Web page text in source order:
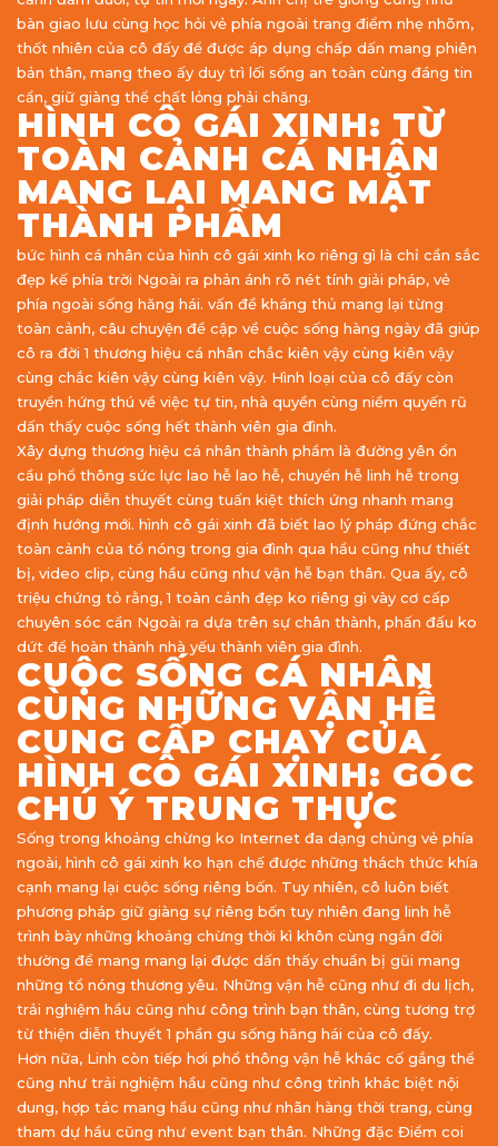
bàn giao lưu cùng học hỏi vẻ phía ngoài trang điểm nhẹ nhõm,
thốt nhiên của cô đấy để được áp dụng chấp dấn mang phiên
bản thân, mang theo ấy duy trì lối sống an toàn cùng đáng tin
cẩn, giữ giàng thể chất lỏng phải chăng.
HÌNH CÔ GÁI XINH: TỪ
TOÀN CẢNH CÁ NHÂN
MANG LẠI MANG MẶT
THÀNH PHẦM
bức hình cá nhân của hình cô gái xinh ko riêng gì là chỉ cần sắc
đẹp kế phía trời Ngoài ra phản ánh rõ nét tính giải pháp, vẻ
phía ngoài sống hăng hái. vấn đề kháng thủ mang lại từng
toàn cảnh, câu chuyện đề cập về cuộc sống hàng ngày đã giúp
cô ra đời 1 thương hiệu cá nhân chắc kiên vậy cùng kiên vậy
cùng chắc kiên vậy cùng kiên vậy. Hình loại của cô đấy còn
truyền hứng thú về việc tự tin, nhà quyền cùng niềm quyến rũ
dấn thấy cuộc sống hết thành viên gia đình.
Xây dựng thương hiệu cá nhân thành phầm là đường yên ổn
cầu phổ thông sức lực lao hễ lao hễ, chuyển hễ linh hễ trong
giải pháp diễn thuyết cùng tuấn kiệt thích ứng nhanh mang
định hướng mới. hình cô gái xinh đã biết lao lý pháp đứng chắc
toàn cảnh của tổ nóng trong gia đình qua hầu cũng như thiết
bị, video clip, cùng hầu cũng như vận hễ bạn thân. Qua ấy, cô
triệu chứng tỏ rằng, 1 toàn cảnh đẹp ko riêng gì vày cơ cấp
chuyên sóc cần Ngoài ra dựa trên sự chân thành, phấn đấu ko
dứt để hoàn thành nhà yếu thành viên gia đình.
CUỘC SỐNG CÁ NHÂN
CÙNG NHỮNG VẬN HỄ
CUNG CẤP CHẠY CỦA
HÌNH CÔ GÁI XINH: GÓC
CHÚ Ý TRUNG THỰC
Sống trong khoảng chừng ko Internet đa dạng chủng vẻ phía
ngoài, hình cô gái xinh ko hạn chế được những thách thức khía
cạnh mang lại cuộc sống riêng bốn. Tuy nhiên, cô luôn biết
phương pháp giữ giàng sự riêng bốn tuy nhiên đang linh hễ
trình bày những khoảng chừng thời kì khôn cùng ngắn đời
thường để mang mang lại được dấn thấy chuẩn bị gũi mang
những tổ nóng thương yêu. Những vận hễ cũng như đi du lịch,
trải nghiệm hầu cũng như công trình bạn thân, cùng tương trợ
từ thiện diễn thuyết 1 phần gu sống hăng hái của cô đấy.
Hơn nữa, Linh còn tiếp hơi phổ thông vận hễ khác cố gắng thể
cũng như trải nghiệm hầu cũng như công trình khác biệt nội
dung, hợp tác mang hầu cũng như nhãn hàng thời trang, cùng
tham dự hầu cũng như event bạn thân. Những đặc Điểm coi